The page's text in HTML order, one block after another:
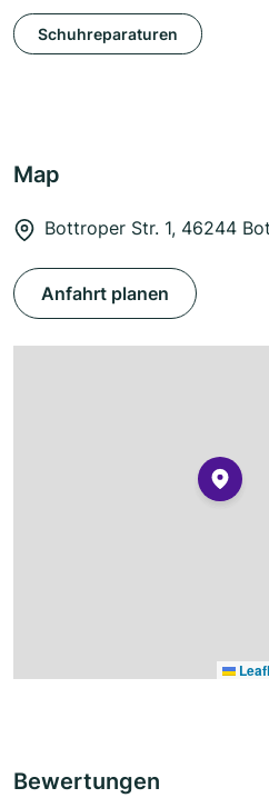
Schuhreparaturen
Map
Bottroper Str. 1, 46244
Anfahrt planen
Bewertungen